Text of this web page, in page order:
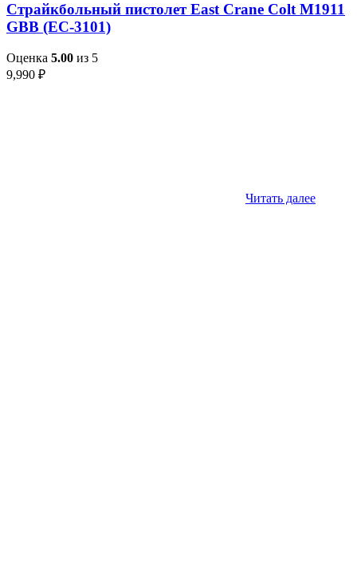
Страйкбольный пистолет East Crane Colt M1911
GBB (EC-3101)
Оценка 5.00 из 5
9,990 ₽
Читать далее